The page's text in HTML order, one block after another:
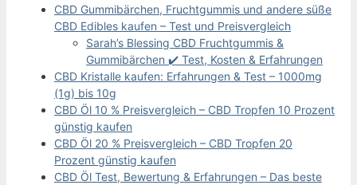
CBD Gummibärchen, Fruchtgummis und andere süße
CBD Edibles kaufen – Test und Preisvergleich
Sarah’s Blessing CBD Fruchtgummis &
Gummibärchen ✔️ Test, Kosten & Erfahrungen
CBD Kristalle kaufen: Erfahrungen & Test – 1000mg
(1g) bis 10g
CBD Öl 10 % Preisvergleich – CBD Tropfen 10 Prozent
günstig kaufen
CBD Öl 20 % Preisvergleich – CBD Tropfen 20
Prozent günstig kaufen
CBD Öl Test, Bewertung & Erfahrungen – Das beste